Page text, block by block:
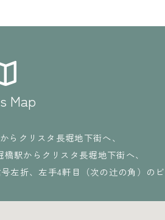
Map
らクリスタ長堀地下街へ、
駅からクリスタ長堀地下街へ、
左折、左手4軒目（次の辻の角）のビ